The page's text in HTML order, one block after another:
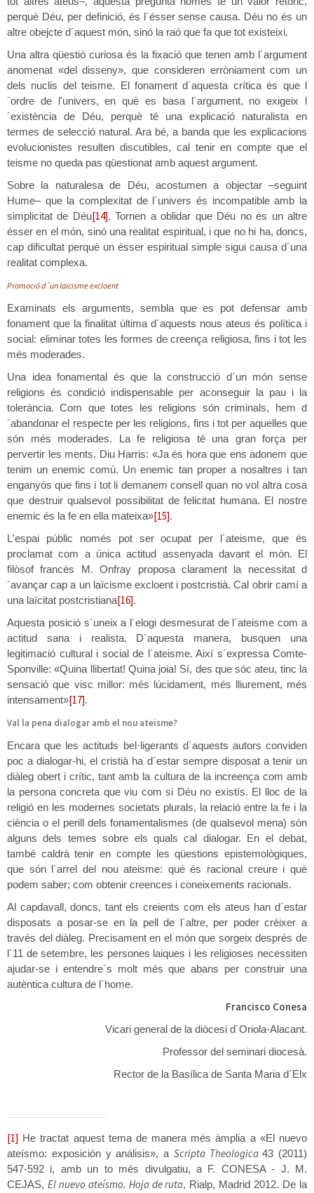
perquè Déu, per definició, és l´ésser sense causa. Déu no és un
altre obejcte d´aquest món, sinó la raó que fa que tot existeixi.
Una altra qüestió curiosa és la fixació que tenen amb l´argument
anomenat «del disseny», que consideren erròniament com un
dels nuclis del teisme. El fonament d´aquesta crítica és que l
´ordre de l'univers, en què es basa l´argument, no exigeix l
´existència de Déu, perquè té una explicació naturalista en
termes de selecció natural. Ara bé, a banda que les explicacions
evolucionistes resulten discutibles, cal tenir en compte que el
teisme no queda pas qüestionat amb aquest argument.
Sobre la naturalesa de Déu, acostumen a objectar –seguint
Hume– que la complexitat de l´univers és incompatible amb la
simplicitat de Déu[14]. Tornen a oblidar que Déu no és un altre
ésser en el món, sinó una realitat espiritual, i que no hi ha, doncs,
cap dificultat perquè un ésser espiritual simple sigui causa d´una
realitat complexa.
Promoció d´un laïcisme excloent
Examinats els arguments, sembla que es pot defensar amb
fonament que la finalitat última d´aquests nous ateus és política i
social: eliminar totes les formes de creença religiosa, fins i tot les
més moderades.
Una idea fonamental és que la construcció d´un món sense
religions és condició indispensable per aconseguir la pau i la
tolerància. Com que totes les religions són criminals, hem d
´abandonar el respecte per les religions, fins i tot per aquelles que
són més moderades. La fe religiosa té una gran força per
pervertir les ments. Diu Harris: «Ja és hora que ens adonem que
tenim un enemic comú. Un enemic tan proper a nosaltres i tan
enganyós que fins i tot li demanem consell quan no vol altra cosa
que destruir qualsevol possibilitat de felicitat humana. El nostre
enemic és la fe en ella mateixa»[15].
L'espai públic només pot ser ocupat per l´ateisme, que és
proclamat com a única actitud assenyada davant el món. El
filòsof francès M. Onfray proposa clarament la necessitat d
´avançar cap a un laïcisme excloent i postcristià. Cal obrir camí a
una laïcitat postcristiana[16].
Aquesta posició s´uneix a l´elogi desmesurat de l´ateisme com a
actitud sana i realista. D´aquesta manera, busquen una
legitimació cultural i social de l´ateisme. Així s´expressa Comte-
Sponville: «Quina llibertat! Quina joia! Sí, des que sóc ateu, tinc la
sensació que visc millor: més lúcidament, més lliurement, més
intensament»[17].
Val la pena dialogar amb el nou ateisme?
Encara que les actituds bel·ligerants d´aquests autors conviden
poc a dialogar-hi, el cristià ha d´estar sempre disposat a tenir un
diàleg obert i crític, tant amb la cultura de la increença com amb
la persona concreta que viu com si Déu no existís. El lloc de la
religió en les modernes societats plurals, la relació entre la fe i la
ciència o el perill dels fonamentalismes (de qualsevol mena) són
alguns dels temes sobre els quals cal dialogar. En el debat,
també caldrà tenir en compte les qüestions epistemològiques,
que són l´arrel del nou ateisme: què és racional creure i què
podem saber; com obtenir creences i coneixements racionals.
Al capdavall, doncs, tant els creients com els ateus han d´estar
disposats a posar-se en la pell de l´altre, per poder créixer a
través del diàleg. Precisament en el món que sorgeix després de
l´11 de setembre, les persones laiques i les religioses necessiten
ajudar-se i entendre´s molt més que abans per construir una
autèntica cultura de l´home.
Francisco Conesa
Vicari general de la diòcesi d´Oriola-Alacant.
Professor del seminari diocesà.
Rector de la Basílica de Santa Maria d´Elx
[1] He tractat aquest tema de manera més àmplia a «El nuevo
ateísmo: exposición y análisis», a Scripta Theologica43 (2011)
547-592 i, amb un to més divulgatiu, a F. CONESA - J. M.
CEJAS, El nuevo ateísmo. Hoja de ruta, Rialp, Madrid 2012. De la